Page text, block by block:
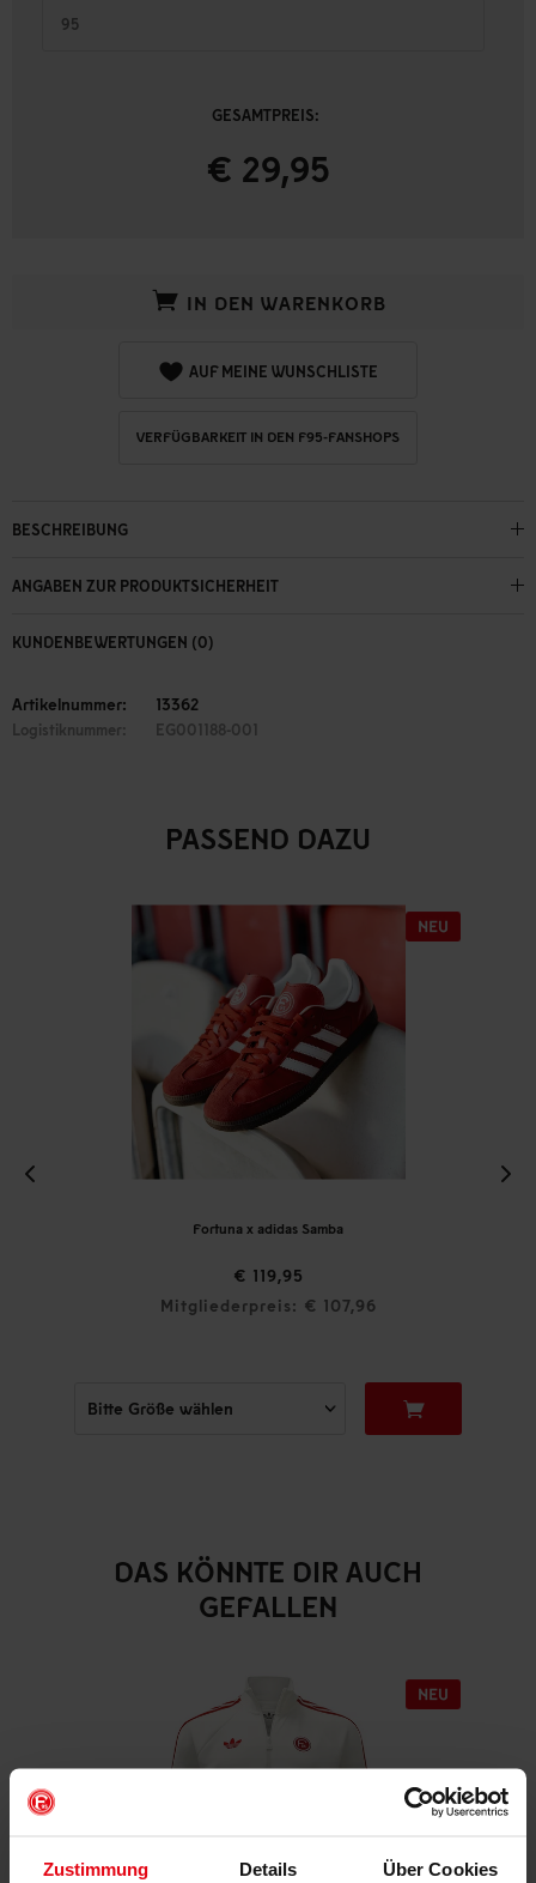
Zustimmung Details Über Cookies
GESAMTPREIS:
€ 29,95
IN DEN WARENKORB
AUF MEINE WUNSCHLISTE
VERFÜGBARKEIT IN DEN F95-FANSHOPS
BESCHREIBUNG
ANGABEN ZUR PRODUKTSICHERHEIT
KUNDENBEWERTUNGEN (0)
Artikelnummer: 13362
Logistiknummer: EG001188-001
PASSEND DAZU
Fortuna x adidas Samba
€ 119,95
Mitgliederpreis: € 107,96
DAS KÖNNTE DIR AUCH
GEFALLEN